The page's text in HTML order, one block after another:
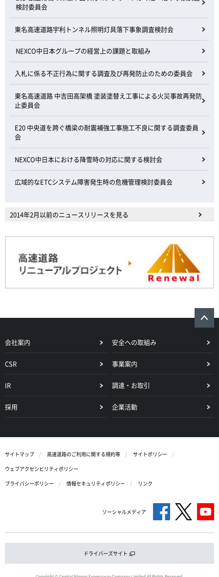
検討委員会
東名高速道路宇利トンネル照明灯具落下事象調査検討会
NEXCO中日本グループの経営上の課題と取組み
入札に係る不正行為に関する調査及び再発防止のための委員会
東名高速道路 中吉田高架橋 塗装塗替え工事による火災事故再発防
止委員会
E20 中央道を跨ぐ橋梁の耐震補強工事施工不良に関する調査委員
会
NEXCO中日本における降雪時の対応に関する検討会
広域的なETCシステム障害発生時の危機管理検討委員会
2014年2月以前のニュースリリースを見る
会社案内 安全への取組み
CSR 事業案内
IR 調達・お取引
採用 企業活動
サイトマップ 高速道路のご利用に関する規約等
サイトポリシー
ウェブアクセシビリティポリシー
プライバシーポリシー
情報セキュリティポリシー リンク
ソーシャルメディア
ドライバーズサイト